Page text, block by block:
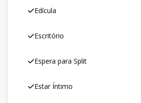
Edícula
Escritório
Espera para Split
Estar Íntimo